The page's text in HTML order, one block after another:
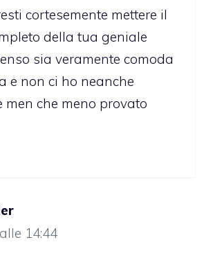
cortesemente mettere il
della tua geniale
sia veramente comoda
e non ci ho neanche
men che meno provato
14:44